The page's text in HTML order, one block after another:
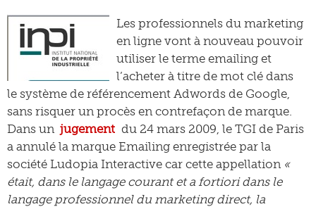
Les professionnels du marketing
en ligne vont à nouveau pouvoir
utiliser le terme emailing et
l’acheter à titre de mot clé dans
le système de référencement Adwords de Google,
sans risquer un procès en contrefaçon de marque.
Dans un jugement du 24 mars 2009, le TGI de Paris
a annulé la marque Emailing enregistrée par la
société Ludopia Interactive car cette appellation «
était, dans le langage courant et a fortiori dans le
langage professionnel du marketing direct, la